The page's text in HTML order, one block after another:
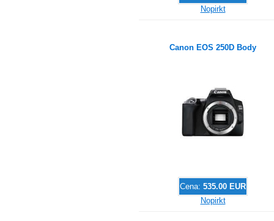
Nopirkt
Canon EOS 250D Body
Cena: 535.00 EUR
Nopirkt